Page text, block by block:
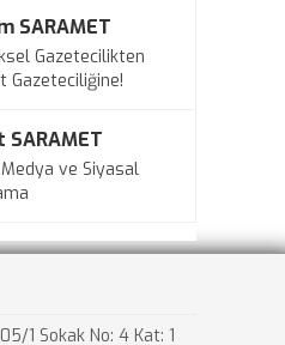
SARAMET
Gazetecilikten
Gazeteciliğine!
SARAMET
ve Siyasal
1 Sokak No: 4 Kat: 1